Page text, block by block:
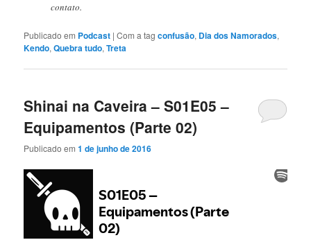
contato.
Publicado em Podcast |Com a tagconfusão, Dia dos Namorados,
Kendo,Quebra tudo,Treta
Shinai na Caveira – S01E05 –
Equipamentos (Parte 02)
Publicado em1 de junho de 2016